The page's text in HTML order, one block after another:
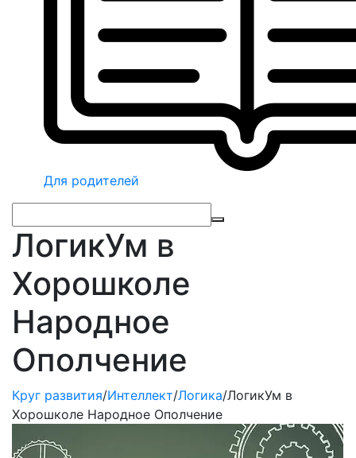
Для родителей
ЛогикУм в
Хорошколе
Народное
Ополчение
Круг развития/Интеллект/Логика/ЛогикУм в
Хорошколе Народное Ополчение